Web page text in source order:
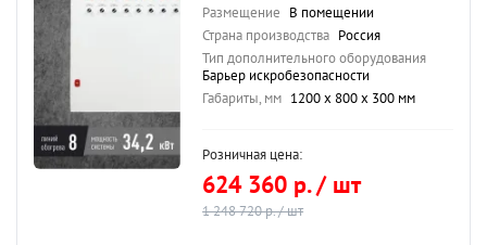
Размещение В помещении
Страна производства Россия
Тип дополнительного оборудования
Барьер искробезопасности
Габариты, мм 1200 х 800 х 300 мм
Розничная цена:
624 360 р. / шт
1 248 720 р. / шт